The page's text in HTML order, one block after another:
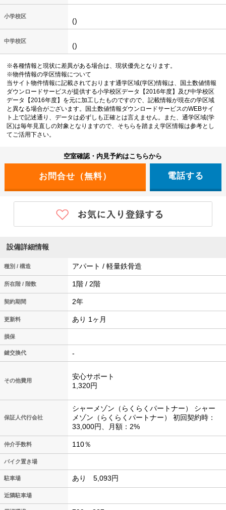
小学校区
()
中学校区
()
※各種情報と現状に差異がある場合は、現状優先となります。
※物件情報の学区情報について
当サイト物件情報に記載されております通学区域(学区)情報は、国土数値情報
ダウンロードサービスが提供する小学校区データ【2016年度】及び中学校区
データ【2016年度】を元に加工したものですので、記載情報が現在の学区域
と異なる場合がございます。国土数値情報ダウンロードサービスのWEBサイ
ト上で記述通り、データは必ずしも正確とは言えません。また、通学区域(学
区)は毎年見直しの対象となりますので、そちらを踏まえ学区情報は参考とし
てご活用下さい。
空室確認・内見予約はこちらから
電話する
設備詳細情報
種別 / 構造 アパート / 軽量鉄骨造
所在階 / 階数 1階 / 2階
契約期間 2年
更新料 あり 1ヶ月
損保
鍵交換代 -
その他費用
安心サポート
1,320円
保証人代行会社
シャーメゾン（らくらくパートナー） シャー
メゾン（らくらくパートナー） 初回契約時：
33,000円、月額：2%
仲介手数料 110％
バイク置き場
駐車場 あり 5,093円
近隣駐車場